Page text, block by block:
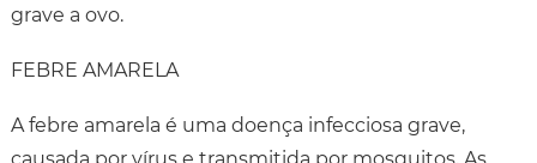
grave a ovo.
FEBRE AMARELA
A febre amarela é uma doença infecciosa grave,
causada por vírus e transmitida por mosquitos. As